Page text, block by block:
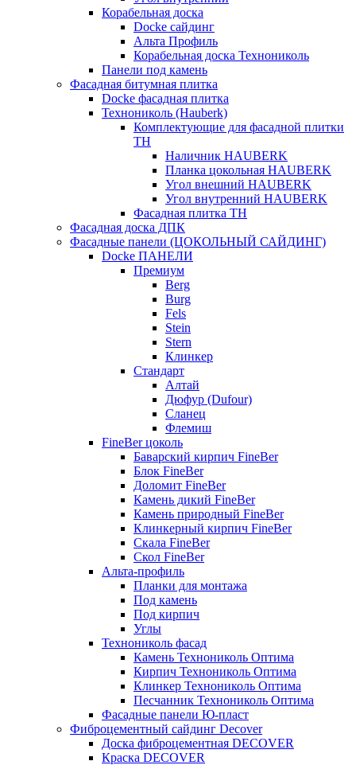
Корабельная доска
Docke сайдинг
Альта Профиль
Корабельная доска Технониколь
Панели под камень
Фасадная битумная плитка
Docke фасадная плитка
Технониколь (Hauberk)
Комплектующие для фасадной плитки
ТН
Наличник HAUBERK
Планка цокольная HAUBERK
Угол внешний HAUBERK
Угол внутренний HAUBERK
Фасадная плитка ТН
Фасадная доска ДПК
Фасадные панели (ЦОКОЛЬНЫЙ САЙДИНГ)
Docke ПАНЕЛИ
Премиум
Berg
Burg
Fels
Stein
Stern
Клинкер
Стандарт
Алтай
Дюфур (Dufour)
Сланец
Флемиш
FineBer цоколь
Баварский кирпич FineBer
Блок FineBer
Доломит FineBer
Камень дикий FineBer
Камень природный FineBer
Клинкерный кирпич FineBer
Скала FineBer
Скол FineBer
Альта-профиль
Планки для монтажа
Под камень
Под кирпич
Углы
Технониколь фасад
Камень Технониколь Оптима
Кирпич Технониколь Оптима
Клинкер Технониколь Оптима
Песчанник Технониколь Оптима
Фасадные панели Ю-пласт
Фиброцементный сайдинг Decover
Доска фиброцементная DECOVER
Краска DECOVER